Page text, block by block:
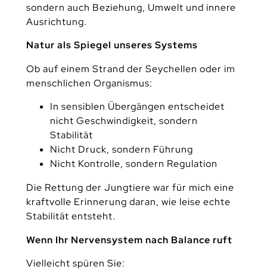
sondern auch Beziehung, Umwelt und innere
Ausrichtung.
Natur als Spiegel unseres Systems
Ob auf einem Strand der Seychellen oder im
menschlichen Organismus:
In sensiblen Übergängen entscheidet
nicht Geschwindigkeit, sondern
Stabilität
Nicht Druck, sondern Führung
Nicht Kontrolle, sondern Regulation
Die Rettung der Jungtiere war für mich eine
kraftvolle Erinnerung daran, wie leise echte
Stabilität entsteht.
Wenn Ihr Nervensystem nach Balance ruft
Vielleicht spüren Sie: